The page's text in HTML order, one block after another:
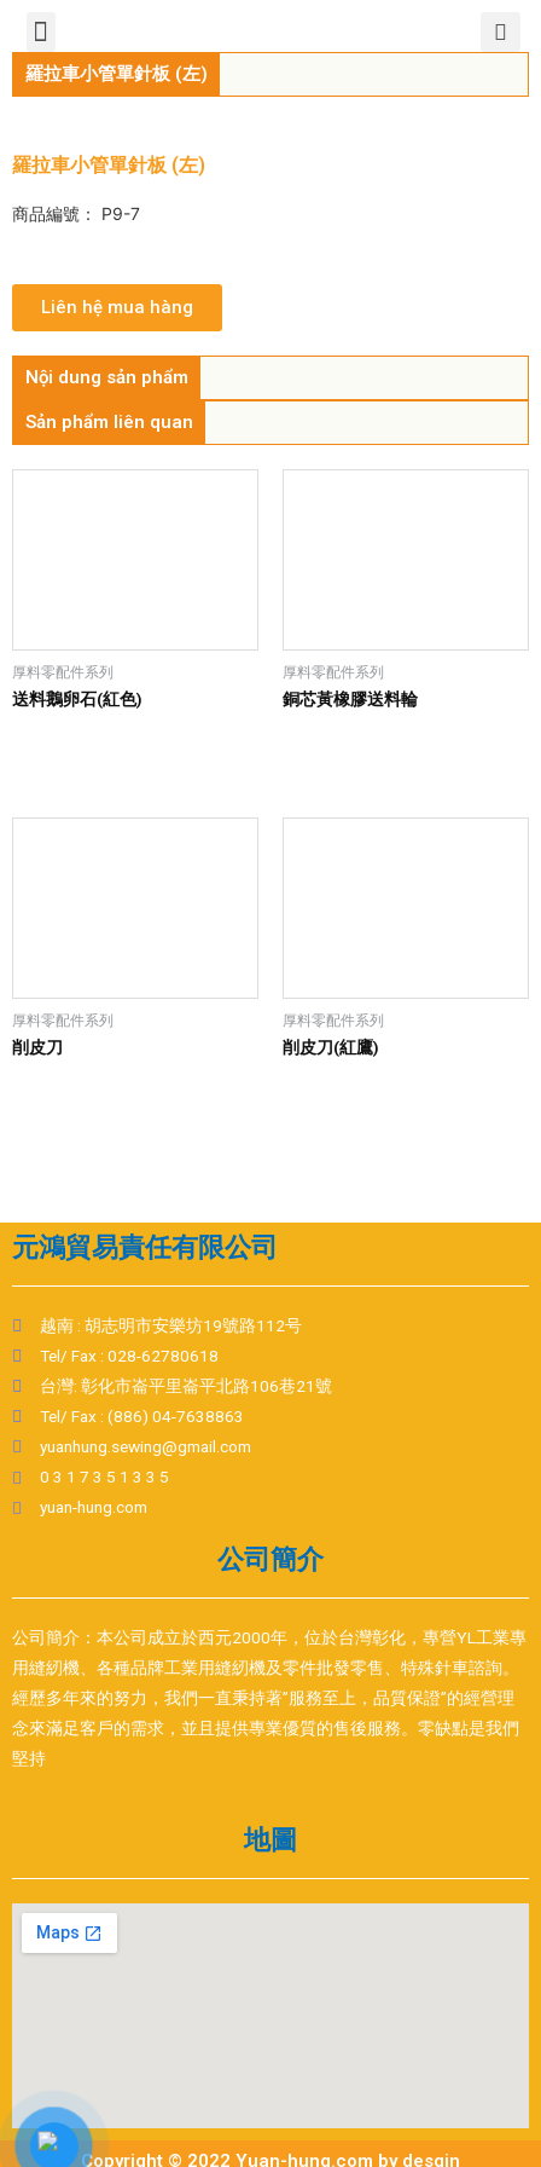
羅拉車小管單針板 (左)
羅拉車小管單針板 (左)
商品編號： P9-7
Liên hệ mua hàng
Nội dung sản phẩm
Sản phẩm liên quan
厚料零配件系列
送料鵝卵石(紅色)
厚料零配件系列
銅芯黃橡膠送料輪
厚料零配件系列
削皮刀
厚料零配件系列
削皮刀(紅鷹)
元鴻貿易責任有限公司
越南 : 胡志明市安樂坊19號路112号
Tel/ Fax : 028-62780618
台灣: 彰化市崙平里崙平北路106巷21號
Tel/ Fax : (886) 04-7638863
yuanhung.sewing@gmail.com
0 3 1 7 3 5 1 3 3 5
yuan-hung.com
公司簡介
公司簡介：本公司成立於西元2000年，位於台灣彰化，專營YL工業專
用縫紉機、各種品牌工業用縫紉機及零件批發零售、特殊針車諮詢。
經歷多年來的努力，我們一直秉持著”服務至上，品質保證”的經營理
念來滿足客戶的需求，並且提供專業優質的售後服務。零缺點是我們
堅持
地圖
Copyright © 2022 Yuan-hung.com by desgin